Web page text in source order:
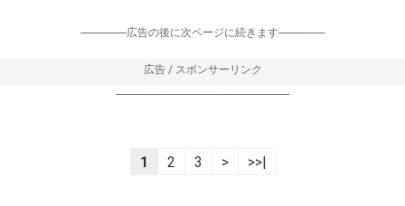
-----------------広告の後に次ページに続きます-----------------
広告 / スポンサーリンク
----------------------------------------------------------------
1 2 3 > >>|